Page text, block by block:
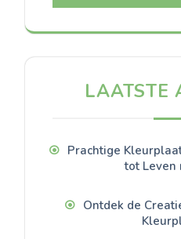
LAATSTE
Prachtige
tot Leven
Ontdek de